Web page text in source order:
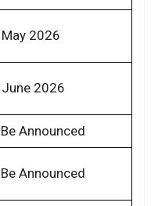
2026
2026
Announced
Announced